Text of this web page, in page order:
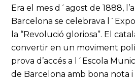
Era el mes d´agost de 1888,
Barcelona se celebrava
la “Revolució gloriosa”. El
convertir en un moviment
prova d’accés a l´Escola
de Barcelona amb bona nota i